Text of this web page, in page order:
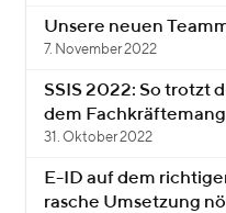
7. November 2022
Unsere neuen
31. Oktober 2022
SSIS 2022: So trotzt
dem
E-ID auf dem
rasche Umsetzung